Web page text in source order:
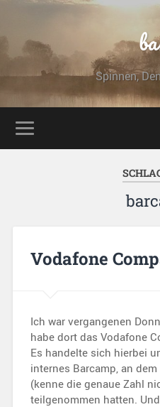
Spinnen,
Vodafone
Ich war vergangenen
habe dort das Vodafone
Es handelte sich hierbei
internes Barcamp, an
(kenne die genaue Zahl
teilgenommen hatten. Und